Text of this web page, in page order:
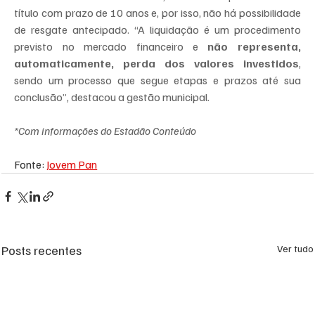
título com prazo de 10 anos e, por isso, não há possibilidade
de resgate antecipado. “A liquidação é um procedimento
previsto no mercado financeiro e não representa,
automaticamente, perda dos valores investidos,
sendo um processo que segue etapas e prazos até sua
conclusão”, destacou a gestão municipal.
*Com informações do Estadão Conteúdo
Fonte: Jovem Pan
Posts recentes Ver tudo